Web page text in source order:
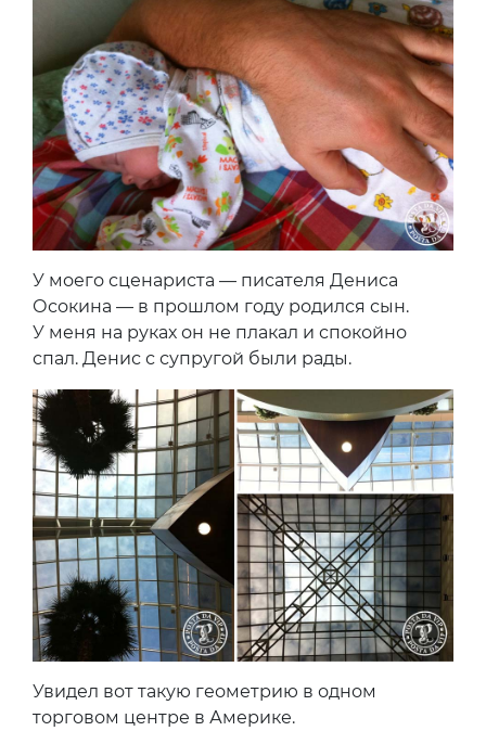
У моего сценариста — писателя Дениса
Осокина — в прошлом году родился сын.
У меня на руках он не плакал и спокойно
спал. Денис с супругой были рады.
Увидел вот такую геометрию в одном
торговом центре в Америке.